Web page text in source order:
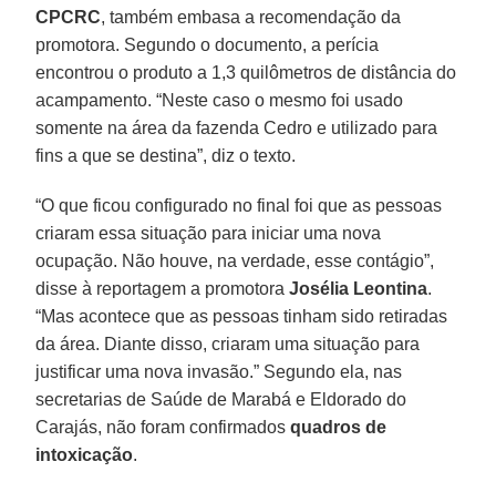
CPCRC, também embasa a recomendação da
promotora. Segundo o documento, a perícia
encontrou o produto a 1,3 quilômetros de distância do
acampamento. “Neste caso o mesmo foi usado
somente na área da fazenda Cedro e utilizado para
fins a que se destina”, diz o texto.
“O que ficou configurado no final foi que as pessoas
criaram essa situação para iniciar uma nova
ocupação. Não houve, na verdade, esse contágio”,
disse à reportagem a promotoraJosélia Leontina.
“Mas acontece que as pessoas tinham sido retiradas
da área. Diante disso, criaram uma situação para
justificar uma nova invasão.” Segundo ela, nas
secretarias de Saúde de Marabá e Eldorado do
Carajás, não foram confirmadosquadros de
intoxicação.